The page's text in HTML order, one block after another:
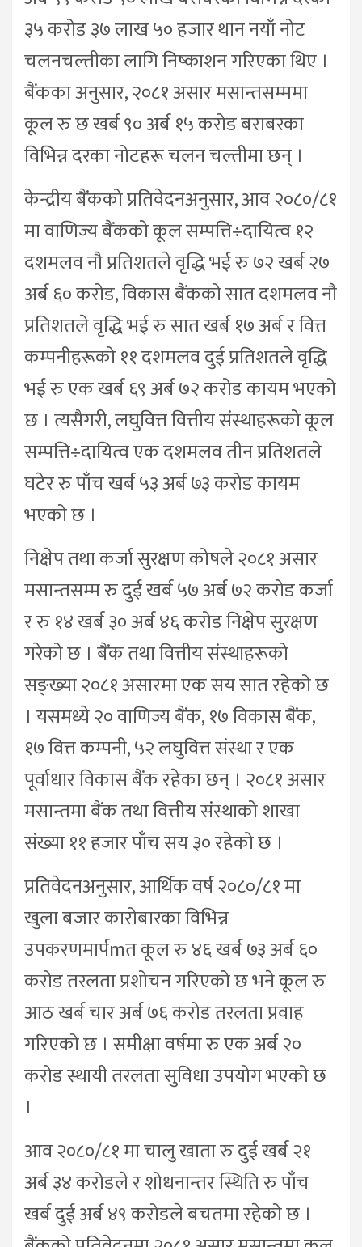
३५ करोड ३७ लाख ५० हजार थान नयाँ नोट
चलनचल्तीका लागि निष्काशन गरिएका थिए ।
बैंकका अनुसार, २०८१ असार मसान्तसम्ममा
कूल रु छ खर्ब ९० अर्ब १५ करोड बराबरका
विभिन्न दरका नोटहरू चलन चल्तीमा छन् ।
केन्द्रीय बैंकको प्रतिवेदनअनुसार, आव २०८०/८१
मा वाणिज्य बैंकको कूल सम्पत्ति÷दायित्व १२
दशमलव नौ प्रतिशतले वृद्धि भई रु ७२ खर्ब २७
अर्ब ६० करोड, विकास बैंकको सात दशमलव नौ
प्रतिशतले वृद्धि भई रु सात खर्ब १७ अर्ब र वित्त
कम्पनीहरूको ११ दशमलव दुई प्रतिशतले वृद्धि
भई रु एक खर्ब ६९ अर्ब ७२ करोड कायम भएको
छ । त्यसैगरी, लघुवित्त वित्तीय संस्थाहरूको कूल
सम्पत्ति÷दायित्व एक दशमलव तीन प्रतिशतले
घटेर रु पाँच खर्ब ५३ अर्ब ७३ करोड कायम
भएको छ ।
निक्षेप तथा कर्जा सुरक्षण कोषले २०८१ असार
मसान्तसम्म रु दुई खर्ब ५७ अर्ब ७२ करोड कर्जा
र रु १४ खर्ब ३० अर्ब ४६ करोड निक्षेप सुरक्षण
गरेको छ । बैंक तथा वित्तीय संस्थाहरूको
सङ्ख्या २०८१ असारमा एक सय सात रहेको छ
। यसमध्ये २० वाणिज्य बैंक, १७ विकास बैंक,
१७ वित्त कम्पनी, ५२ लघुवित्त संस्था र एक
पूर्वाधार विकास बैंक रहेका छन् । २०८१ असार
मसान्तमा बैंक तथा वित्तीय संस्थाको शाखा
संख्या ११ हजार पाँच सय ३० रहेको छ ।
प्रतिवेदनअनुसार, आर्थिक वर्ष २०८०/८१ मा
खुला बजार कारोबारका विभिन्न
उपकरणमार्पmत कूल रु ४६ खर्ब ७३ अर्ब ६०
करोड तरलता प्रशोचन गरिएको छ भने कूल रु
आठ खर्ब चार अर्ब ७६ करोड तरलता प्रवाह
गरिएको छ । समीक्षा वर्षमा रु एक अर्ब २०
करोड स्थायी तरलता सुविधा उपयोग भएको छ
।
आव २०८०/८१ मा चालु खाता रु दुई खर्ब २१
अर्ब ३४ करोडले र शोधनान्तर स्थिति रु पाँच
खर्ब दुई अर्ब ४९ करोडले बचतमा रहेको छ ।